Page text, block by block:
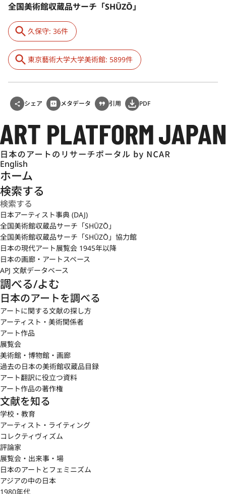
全国美術館収蔵品サーチ「SHŪZŌ」
久保守: 36件
東京藝術大学大学美術館: 5899件
シェア メタデータ 引用 PDF
English
ホーム
検索する
日本アーティスト事典 (DAJ)
全国美術館収蔵品サーチ「SHŪZŌ」
全国美術館収蔵品サーチ「SHŪZŌ」協力館
日本の現代アート展覧会 1945年以降
日本の画廊・アートスペース
APJ 文献データベース
調べる/よむ
日本のアートを調べる
アートに関する文献の探し方
アーティスト・美術関係者
アート作品
展覧会
美術館・博物館・画廊
過去の日本の美術館収蔵品目録
アート翻訳に役立つ資料
アート作品の著作権
文献を知る
学校・教育
アーティスト・ライティング
コレクティヴィズム
評論家
展覧会・出来事・場
日本のアートとフェミニズム
アジアの中の日本
1980年代